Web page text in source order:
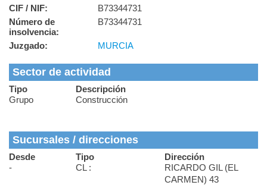
CIF / NIF:
B73344731
Número de
insolvencia:
B73344731
Juzgado: MURCIA
Sector de actividad
Tipo
Descripción
Grupo
Construcción
Sucursales / direcciones
Desde Tipo
Dirección
-
CL :
RICARDO GIL (EL
CARMEN) 43